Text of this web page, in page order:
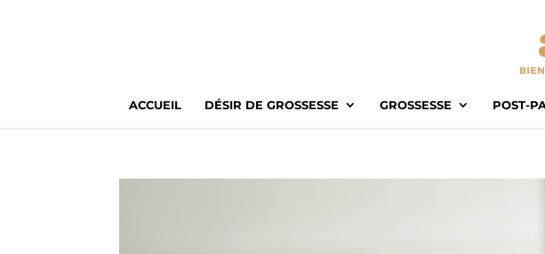
ACCUEIL DÉSIR DE GROSSESSE GROSSESSE POST-